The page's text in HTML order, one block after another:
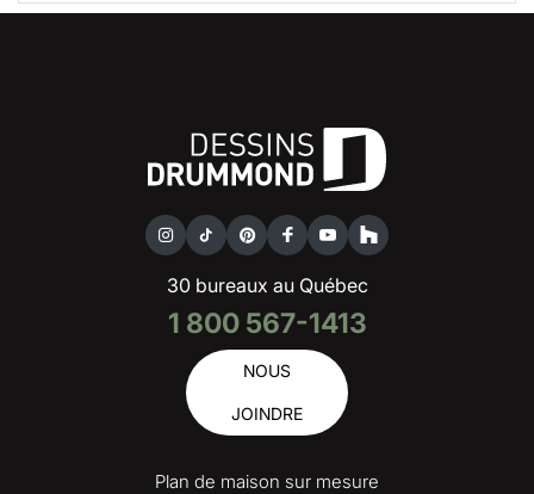
30 bureaux au Québec
1 800 567-1413
NOUS
JOINDRE
Plan de maison sur mesure